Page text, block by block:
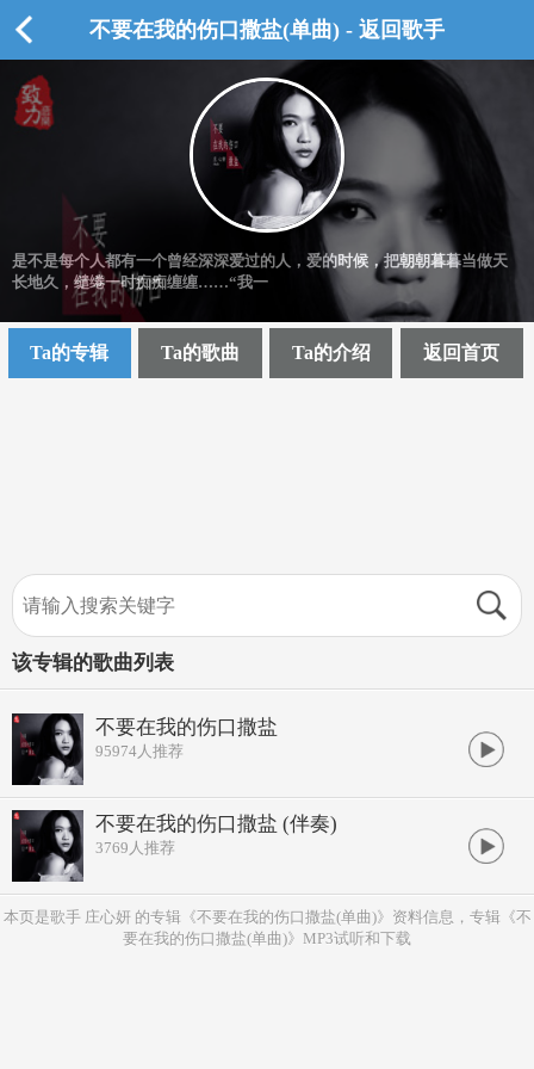
不要在我的伤口撒盐(单曲) - 返回歌手
是不是每个人都有一个曾经深深爱过的人，爱的时候，把朝朝暮暮当做天
长地久，缱绻一时痴痴缠缠……“我一
Ta的专辑 Ta的歌曲 Ta的介绍 返回首页
该专辑的歌曲列表
不要在我的伤口撒盐
95974人推荐
不要在我的伤口撒盐 (伴奏)
3769 人推荐
本页是歌手 庄心妍 的专辑《不要在我的伤口撒盐(单曲)》资料信息，专辑《不
要在我的伤口撒盐(单曲)》MP3试听和下载